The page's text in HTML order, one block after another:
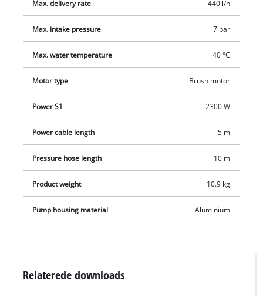
tilbehørsdele. En rengøringsmiddelbeholder er integreret. Der
medfølger pistol, trykslange, lanse, punkt- og bredstråledyse,
roterende dyse, børste samt sprøjtemiddelbeholder og
Max. delivery rate 440 l/h
Max. intake pressure 7 bar
Max. water temperature 40 °C
Motor type Brush motor
Power S1 2300 W
Power cable length 5 m
Pressure hose length 10 m
Product weight 10.9 kg
Pump housing material Aluminium
Relaterede downloads